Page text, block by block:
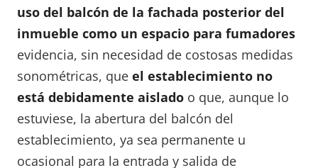
uso del balcón de la fachada posterior del
inmueble como un espacio para fumadores
evidencia, sin necesidad de costosas medidas
sonométricas, que el establecimiento no
está debidamente aislado o que, aunque lo
estuviese, la abertura del balcón del
establecimiento, ya sea permanente u
ocasional para la entrada y salida de